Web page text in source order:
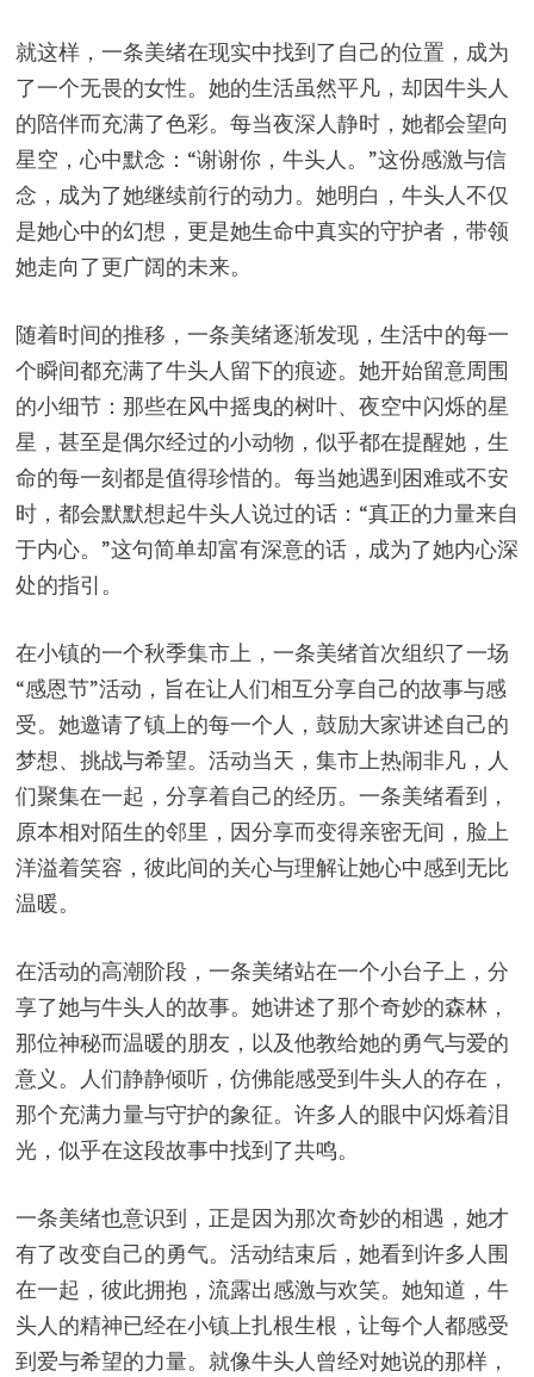
就这样，一条美绪在现实中找到了自己的位置，成为
了一个无畏的女性。她的生活虽然平凡，却因牛头人
的陪伴而充满了色彩。每当夜深人静时，她都会望向
星空，心中默念：“谢谢你，牛头人。”这份感激与信
念，成为了她继续前行的动力。她明白，牛头人不仅
是她心中的幻想，更是她生命中真实的守护者，带领
她走向了更广阔的未来。
随着时间的推移，一条美绪逐渐发现，生活中的每一
个瞬间都充满了牛头人留下的痕迹。她开始留意周围
的小细节：那些在风中摇曳的树叶、夜空中闪烁的星
星，甚至是偶尔经过的小动物，似乎都在提醒她，生
命的每一刻都是值得珍惜的。每当她遇到困难或不安
时，都会默默想起牛头人说过的话：“真正的力量来自
于内心。”这句简单却富有深意的话，成为了她内心深
处的指引。
在小镇的一个秋季集市上，一条美绪首次组织了一场
“感恩节”活动，旨在让人们相互分享自己的故事与感
受。她邀请了镇上的每一个人，鼓励大家讲述自己的
梦想、挑战与希望。活动当天，集市上热闹非凡，人
们聚集在一起，分享着自己的经历。一条美绪看到，
原本相对陌生的邻里，因分享而变得亲密无间，脸上
洋溢着笑容，彼此间的关心与理解让她心中感到无比
温暖。
在活动的高潮阶段，一条美绪站在一个小台子上，分
享了她与牛头人的故事。她讲述了那个奇妙的森林，
那位神秘而温暖的朋友，以及他教给她的勇气与爱的
意义。人们静静倾听，仿佛能感受到牛头人的存在，
那个充满力量与守护的象征。许多人的眼中闪烁着泪
光，似乎在这段故事中找到了共鸣。
一条美绪也意识到，正是因为那次奇妙的相遇，她才
有了改变自己的勇气。活动结束后，她看到许多人围
在一起，彼此拥抱，流露出感激与欢笑。她知道，牛
头人的精神已经在小镇上扎根生根，让每个人都感受
到爱与希望的力量。就像牛头人曾经对她说的那样，